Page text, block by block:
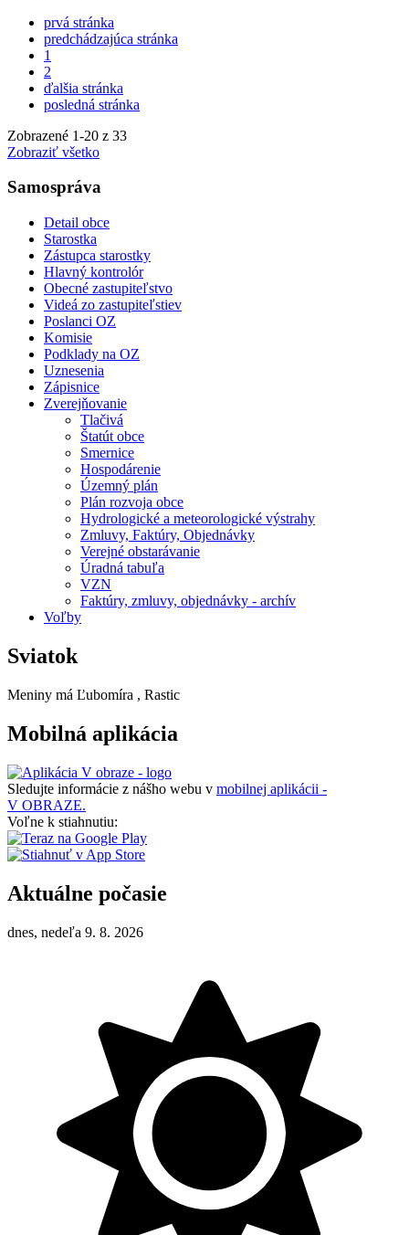
prvá stránka
predchádzajúca stránka
1
2
ďalšia stránka
posledná stránka
Zobrazené 1-20 z 33
Zobraziť všetko
Samospráva
Detail obce
Starostka
Zástupca starostky
Hlavný kontrolór
Obecné zastupiteľstvo
Videá zo zastupiteľstiev
Poslanci OZ
Komisie
Podklady na OZ
Uznesenia
Zápisnice
Zverejňovanie
Tlačivá
Štatút obce
Smernice
Hospodárenie
Územný plán
Plán rozvoja obce
Hydrologické a meteorologické výstrahy
Zmluvy, Faktúry, Objednávky
Verejné obstarávanie
Úradná tabuľa
VZN
Faktúry, zmluvy, objednávky - archív
Voľby
Sviatok
Meniny má Ľubomíra , Rastic
Mobilná aplikácia
Sledujte informácie z nášho webu v mobilnej aplikácii -
V OBRAZE.
Voľne k stiahnutiu:
Aktuálne počasie
dnes, nedeľa 9. 8. 2026